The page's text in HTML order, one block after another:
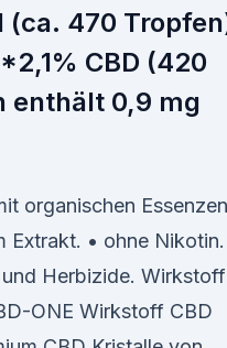
470
CBD (420
enthält 0,9 mg
organischen Essenzen
Extrakt. • ohne Nikotin.
Herbizide. Wirkstoff
ONE Wirkstoff CBD